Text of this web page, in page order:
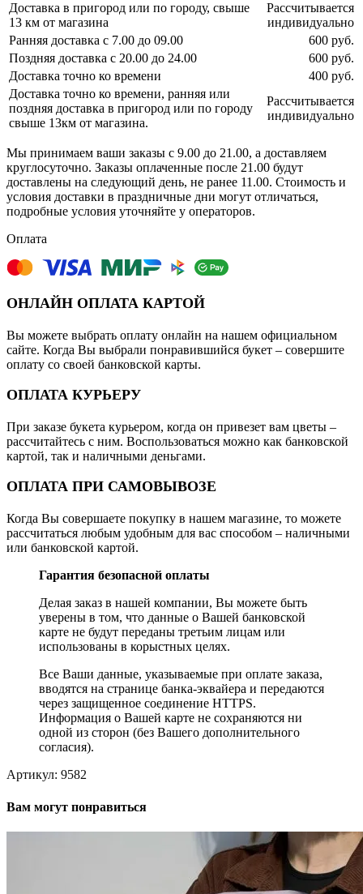
Доставка в пригород или по городу, свыше
13 км от магазина
Рассчитывается
индивидуально
Ранняя доставка с 7.00 до 09.00
600 руб.
Поздняя доставка с 20.00 до 24.00
600 руб.
Доставка точно ко времени
400 руб.
Доставка точно ко времени, ранняя или
поздняя доставка в пригород или по городу
свыше 13км от магазина.
Рассчитывается
индивидуально
Мы принимаем ваши заказы с 9.00 до 21.00, а доставляем
круглосуточно. Заказы оплаченные после 21.00 будут
доставлены на следующий день, не ранее 11.00. Стоимость и
условия доставки в праздничные дни могут отличаться,
подробные условия уточняйте у операторов.
Оплата
ОНЛАЙН ОПЛАТА КАРТОЙ
Вы можете выбрать оплату онлайн на нашем официальном
сайте. Когда Вы выбрали понравившийся букет – совершите
оплату со своей банковской карты.
ОПЛАТА КУРЬЕРУ
При заказе букета курьером, когда он привезет вам цветы –
рассчитайтесь с ним. Воспользоваться можно как банковской
картой, так и наличными деньгами.
ОПЛАТА ПРИ САМОВЫВОЗЕ
Когда Вы совершаете покупку в нашем магазине, то можете
рассчитаться любым удобным для вас способом – наличными
или банковской картой.
Гарантия безопасной оплаты
Делая заказ в нашей компании, Вы можете быть
уверены в том, что данные о Вашей банковской
карте не будут переданы третьим лицам или
использованы в корыстных целях.
Все Ваши данные, указываемые при оплате заказа,
вводятся на странице банка-эквайера и передаются
через защищенное соединение HTTPS.
Информация о Вашей карте не сохраняются ни
одной из сторон (без Вашего дополнительного
согласия).
Артикул: 9582
Вам могут понравиться